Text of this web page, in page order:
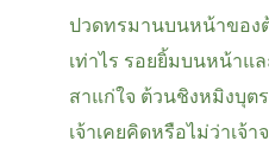
ปวดทรมานบนหน้าของ
เท่าไร รอยยิ้มบนหน้าแ
สาแก่ใจ ต้วนชิงหมิงบุต
เจ้าเคยคิดหรือไม่ว่าเจ้